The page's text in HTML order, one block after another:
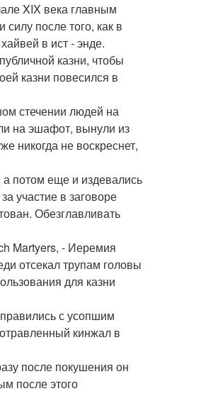
XIX века главным
после того, как в
в ист - энде.
казни, чтобы
казни повесился в
стечении людей на
на эшафот, вынули из
никогда не воскреснет,
потом еще и издевались
участие в заговоре
Обезглавливать
Martyers, - Иеремия
отсекал трупам головы
для казни
с усопшим
кинжал в
после покушения он
после этого